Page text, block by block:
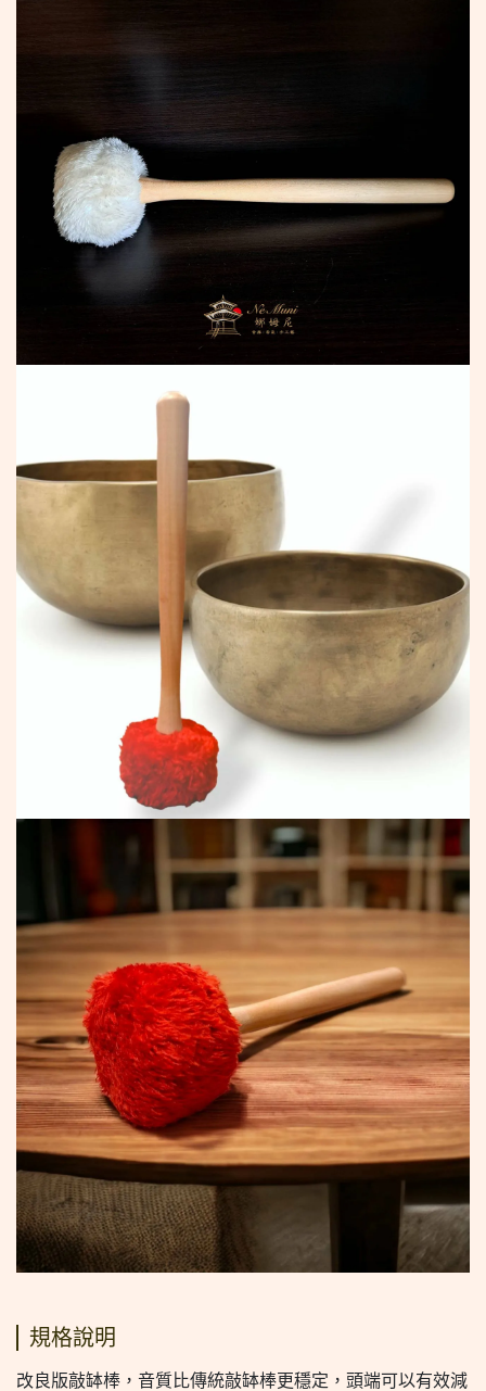
規格說明
改良版敲缽棒，音質比傳統敲缽棒更穩定，頭端可以有效減